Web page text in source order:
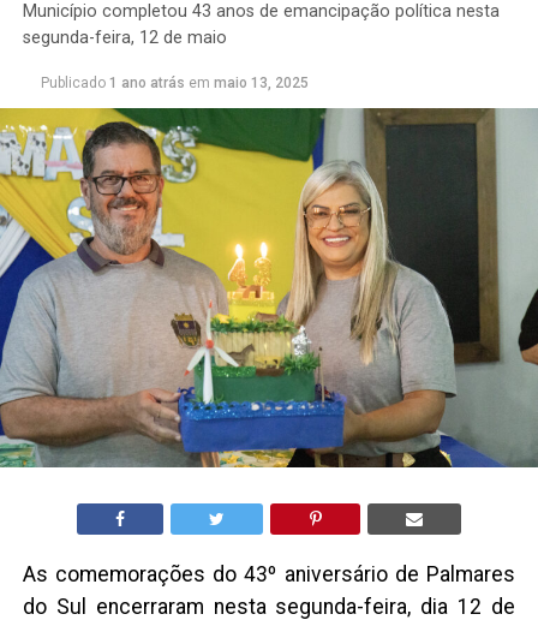
Município completou 43 anos de emancipação política nesta
segunda-feira, 12 de maio
Publicado 1 ano atrás em maio 13, 2025
As comemorações do 43º aniversário de Palmares
do Sul encerraram nesta segunda-feira, dia 12 de